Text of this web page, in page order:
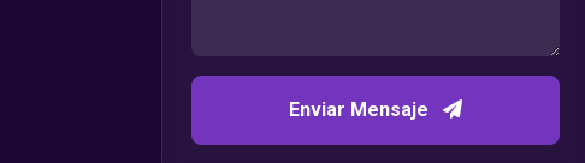
Enviar Mensaje